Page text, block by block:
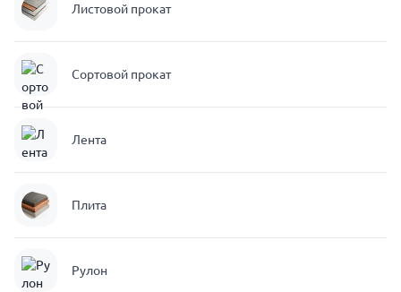
Листовой прокат
Сортовой прокат
Лента
Плита
Рулон